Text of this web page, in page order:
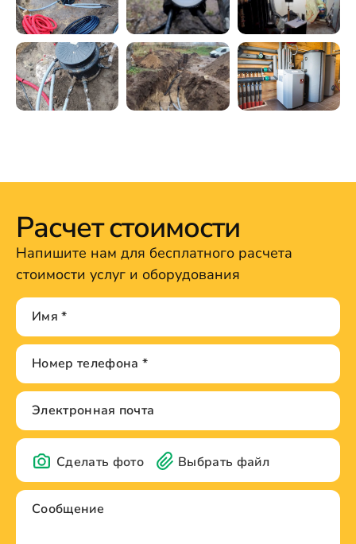
Расчет стоимости
Напишите нам для бесплатного расчета
стоимости услуг и оборудования
Сделать фото Выбрать файл